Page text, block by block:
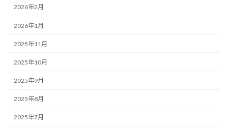
2026年2月
2026年1月
2025年11月
2025年10月
2025年9月
2025年8月
2025年7月